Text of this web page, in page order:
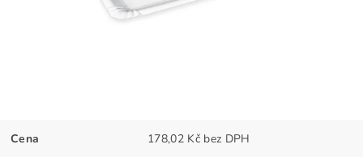
Cena 178,02 Kč bez DPH